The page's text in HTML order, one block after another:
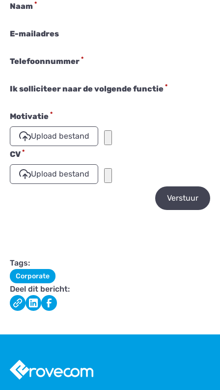
Naam *
E-mailadres
Telefoonnummer *
Ik solliciteer naar de volgende functie *
Motivatie *
Upload bestand
CV *
Upload bestand
Verstuur
Tags:
Corporate
Deel dit bericht: